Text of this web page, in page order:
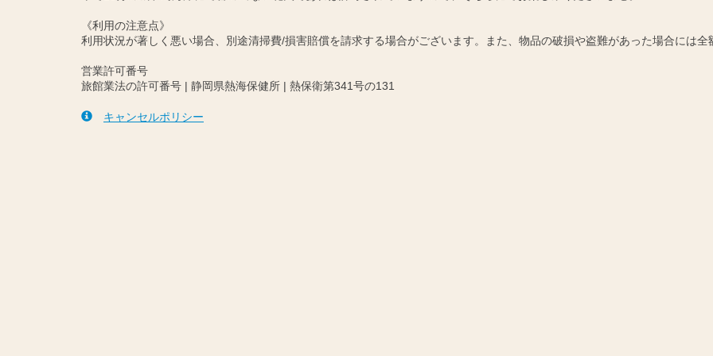
《利用の注意点》
利用状況が著しく悪い場合、別途清掃費/損害賠償を請求する場合がございます。また、物品の破損や盗難があった場合には全
営業許可番号
旅館業法の許可番号 | 静岡県熱海保健所 | 熱保衛第341号の131
キャンセルポリシー